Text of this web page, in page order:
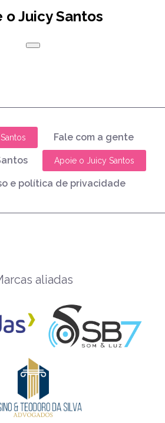
o Juicy Santos
Fale com a gente
Apoie o Juicy Santos
e política de privacidade
aliadas